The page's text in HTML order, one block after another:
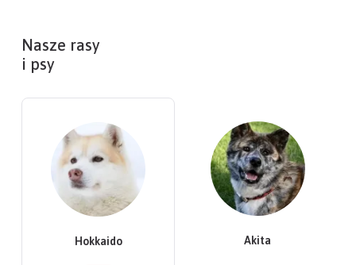
Nasze rasy
i psy
Hokkaido Akita